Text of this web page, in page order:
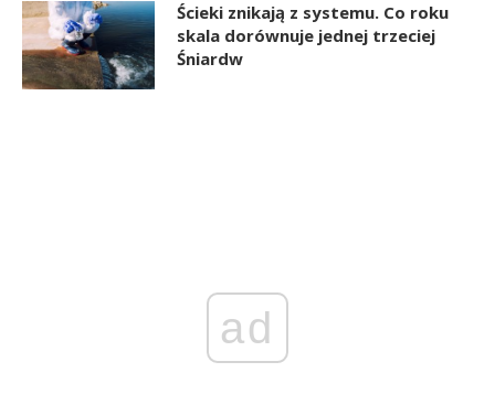
Ścieki znikają z systemu. Co roku
skala dorównuje jednej trzeciej
Śniardw
ad